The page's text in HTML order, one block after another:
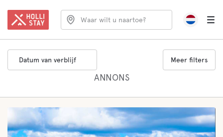
Waar wilt u naartoe?
Datum van verblijf Meer filters
ANNONS